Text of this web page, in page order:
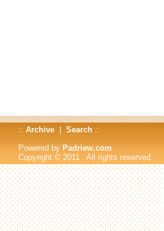
:: Archive Search ::
Powered by Padriew.com
Copyright © 2011 . All rights reserved.